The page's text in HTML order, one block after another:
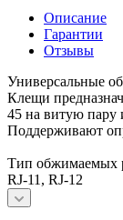
Описание
Гарантии
Отзывы
Универсальные
Клещи
45 на витую пару
Поддерживают
Тип обжимаемых
RJ-11, RJ-12